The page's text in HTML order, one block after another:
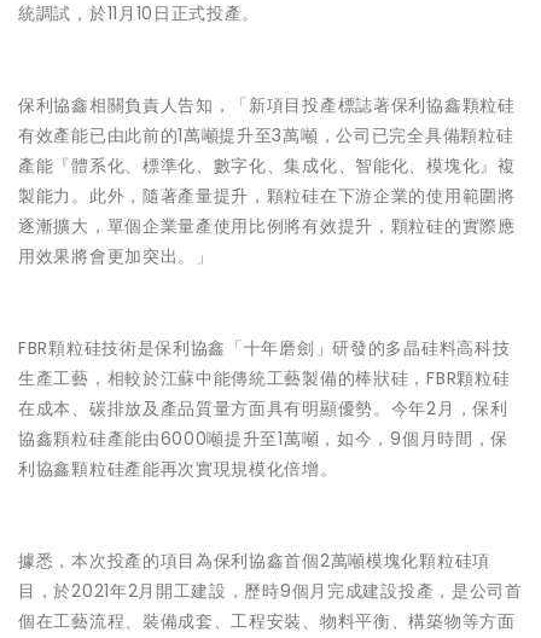
統調試，於11月10日正式投產。
保利協鑫相關負責人告知，「新項目投產標誌著保利協鑫顆粒硅
有效產能已由此前的1萬噸提升至3萬噸，公司已完全具備顆粒硅
產能『體系化、標準化、數字化、集成化、智能化、模塊化』複
製能力。此外，隨著產量提升，顆粒硅在下游企業的使用範圍將
逐漸擴大，單個企業量產使用比例將有效提升，顆粒硅的實際應
用效果將會更加突出。」
FBR顆粒硅技術是保利協鑫「十年磨劍」研發的多晶硅料高科技
生產工藝，相較於江蘇中能傳統工藝製備的棒狀硅，FBR顆粒硅
在成本、碳排放及產品質量方面具有明顯優勢。今年2月，保利
協鑫顆粒硅產能由6000噸提升至1萬噸，如今，9個月時間，保
利協鑫顆粒硅產能再次實現規模化倍增。
據悉，本次投產的項目為保利協鑫首個2萬噸模塊化顆粒硅項
目，於2021年2月開工建設，歷時9個月完成建設投產，是公司首
個在工藝流程、裝備成套、工程安裝、物料平衡、構築物等方面